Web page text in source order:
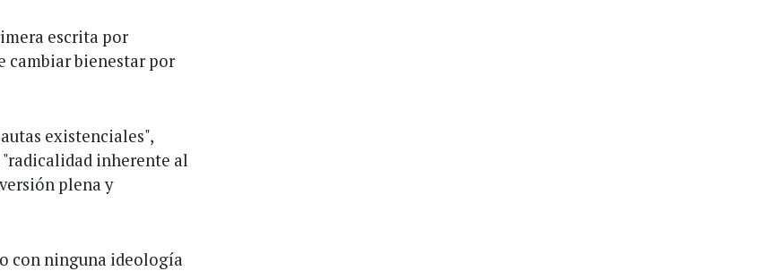
escrita por
cambiar bienestar por
existenciales",
inherente al
plena y
con ninguna ideología